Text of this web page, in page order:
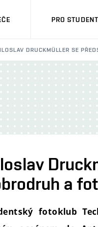
PRO
DRUCKMÜLLER SE
a
fotoklub